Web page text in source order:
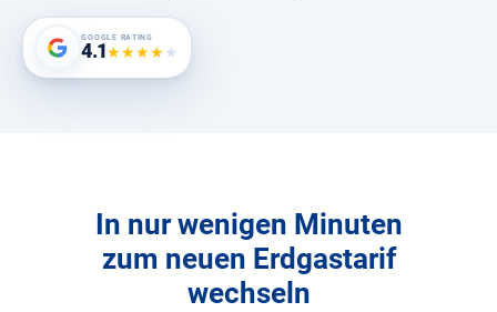
GOOGLE RATING
4.1★★★★★
In nur wenigen Minuten
zum neuen Erdgastarif
wechseln